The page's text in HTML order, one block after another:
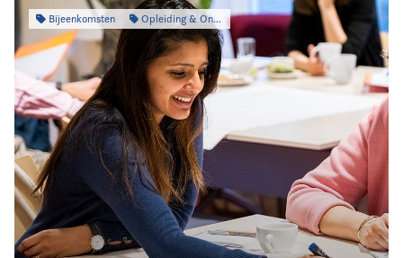
Bijeenkomsten Opleiding & Ontwikkeling